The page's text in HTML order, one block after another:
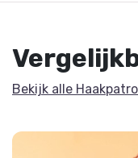
Bekijk alle